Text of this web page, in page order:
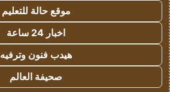
موقع حالة للتعليم
اخبار 24 ساعة
هيدب فنون وترفيه
صحيفة العالم